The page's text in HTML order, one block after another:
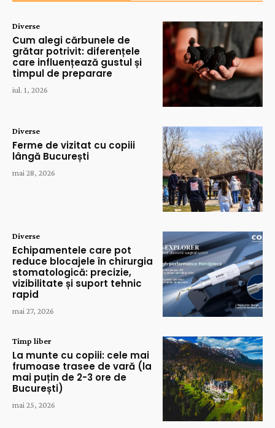
Diverse
Cum alegi cărbunele de
grătar potrivit: diferențele
care influențează gustul și
timpul de preparare
iul. 1, 2026
Diverse
Ferme de vizitat cu copiii
lângă București
mai 28, 2026
Diverse
Echipamentele care pot
reduce blocajele în chirurgia
stomatologică: precizie,
vizibilitate și suport tehnic
rapid
mai 27, 2026
Timp liber
La munte cu copiii: cele mai
frumoase trasee de vară (la
mai puțin de 2-3 ore de
București)
mai 25, 2026